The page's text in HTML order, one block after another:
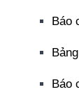
Báo
Báo